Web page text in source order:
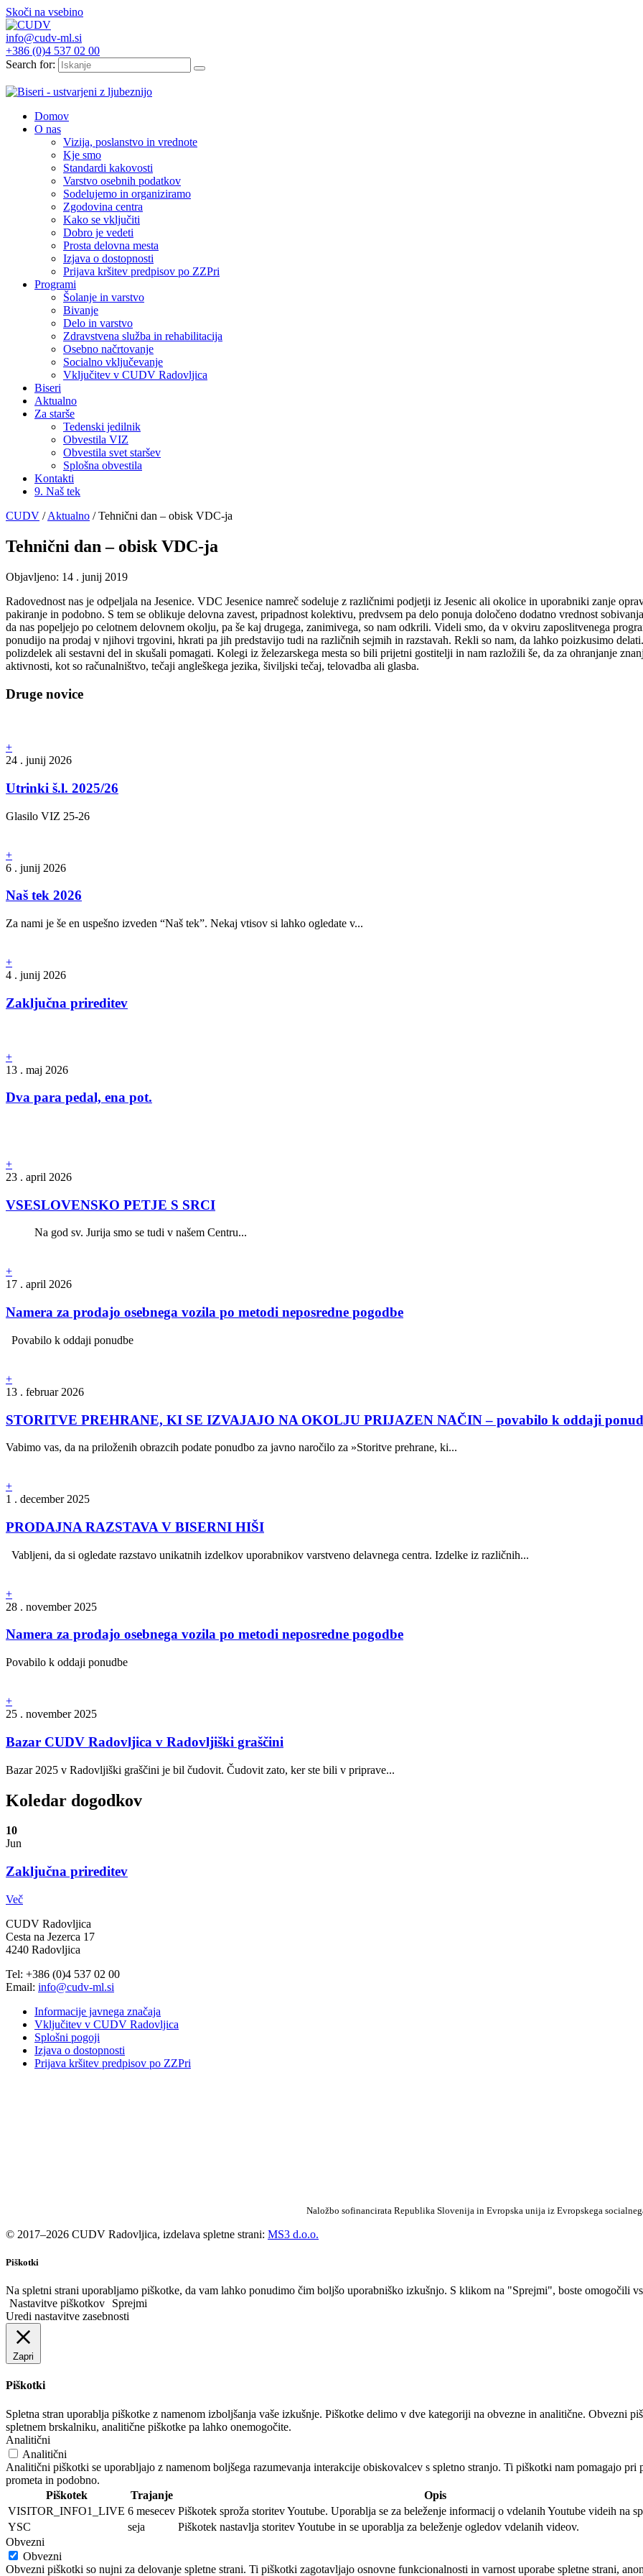
Skoči na vsebino
info@cudv-ml.si
+386 (0)4 537 02 00
Search for:
Domov
O nas
Vizija, poslanstvo in vrednote
Kje smo
Standardi kakovosti
Varstvo osebnih podatkov
Sodelujemo in organiziramo
Zgodovina centra
Kako se vključiti
Dobro je vedeti
Prosta delovna mesta
Izjava o dostopnosti
Prijava kršitev predpisov po ZZPri
Programi
Šolanje in varstvo
Bivanje
Delo in varstvo
Zdravstvena služba in rehabilitacija
Osebno načrtovanje
Socialno vključevanje
Vključitev v CUDV Radovljica
Biseri
Aktualno
Za starše
Tedenski jedilnik
Obvestila VIZ
Obvestila svet staršev
Splošna obvestila
Kontakti
9. Naš tek
CUDV /Aktualno /Tehnični dan – obisk VDC-ja
Tehnični dan – obisk VDC-ja
Objavljeno: 14 . junij 2019
Radovednost nas je odpeljala na Jesenice. VDC Jesenice namreč sodeluje z različnimi podjetji iz Jesenic ali okolice in uporabniki zanje
pakiranje in podobno. S tem se oblikuje delovna zavest, pripadnost kolektivu, predvsem pa delo ponuja določeno dodatno vrednost
da nas popeljejo po celotnem delovnem okolju, pa še kaj drugega, zanimivega, so nam odkrili. Videli smo, da v okviru zaposlitvenega
ponudijo na prodaj v njihovi trgovini, hkrati pa jih predstavijo tudi na različnih sejmih in razstavah. Rekli so nam, da lahko poizkusimo
polizdelek ali sestavni del in skušali pomagati. Kolegi iz železarskega mesta so bili prijetni gostitelji in nam razložili še, da za ohranjanje
aktivnosti, kot so računalništvo, tečaji angleškega jezika, šiviljski tečaj, telovadba ali glasba.
Druge novice
+
24 . junij 2026
Utrinki š.l. 2025/26
Glasilo VIZ 25-26
+
6 . junij 2026
Naš tek 2026
Za nami je še en uspešno izveden “Naš tek”. Nekaj vtisov si lahko ogledate v...
+
4 . junij 2026
Zaključna prireditev
+
13 . maj 2026
Dva para pedal, ena pot.
+
23 . april 2026
VSESLOVENSKO PETJE S SRCI
Na god sv. Jurija smo se tudi v našem Centru...
+
17 . april 2026
Namera za prodajo osebnega vozila po metodi neposredne pogodbe
Povabilo k oddaji ponudbe
+
13 . februar 2026
STORITVE PREHRANE, KI SE IZVAJAJO NA OKOLJU PRIJAZEN NAČIN – povabilo k oddaji
Vabimo vas, da na priloženih obrazcih podate ponudbo za javno naročilo za »Storitve prehrane, ki...
+
1 . december 2025
PRODAJNA RAZSTAVA V BISERNI HIŠI
Vabljeni, da si ogledate razstavo unikatnih izdelkov uporabnikov varstveno delavnega centra. Izdelke iz različnih...
+
28 . november 2025
Namera za prodajo osebnega vozila po metodi neposredne pogodbe
Povabilo k oddaji ponudbe
+
25 . november 2025
Bazar CUDV Radovljica v Radovljiški graščini
Bazar 2025 v Radovljiški graščini je bil čudovit. Čudovit zato, ker ste bili v priprave...
Koledar dogodkov
10
Jun
Zaključna prireditev
Več
CUDV Radovljica
Cesta na Jezerca 17
4240 Radovljica
Tel: +386 (0)4 537 02 00
Email: info@cudv-ml.si
Informacije javnega značaja
Vključitev v CUDV Radovljica
Splošni pogoji
Izjava o dostopnosti
Prijava kršitev predpisov po ZZPri
Naložbo sofinancirata Republika Slovenija in Evropska unija iz Evropskega
© 2017–2026 CUDV Radovljica, izdelava spletne strani: MS3 d.o.o.
Piškotki
Na spletni strani uporabljamo piškotke, da vam lahko ponudimo čim boljšo uporabniško izkušnjo. S klikom na "Sprejmi", boste omogočili
Nastavitve piškotkov
Sprejmi
Uredi nastavitve zasebnosti
Zapri
Piškotki
Spletna stran uporablja piškotke z namenom izboljšanja vaše izkušnje. Piškotke delimo v dve kategoriji na obvezne in analitične. Obvezni
spletnem brskalniku, analitične piškotke pa lahko onemogočite.
Analitični
Analitični
Analitični piškotki se uporabljajo z namenom boljšega razumevanja interakcije obiskovalcev s spletno stranjo. Ti piškotki nam pomagajo
prometa in podobno.
Piškotek
Trajanje
Opis
VISITOR_INFO1_LIVE 6 mesecev Piškotek sproža storitev Youtube. Uporablja se za beleženje informacij o vdelanih Youtube videih na
YSC
seja
Piškotek nastavlja storitev Youtube in se uporablja za beleženje ogledov vdelanih videov.
Obvezni
Obvezni
Obvezni piškotki so nujni za delovanje spletne strani. Ti piškotki zagotavljajo osnovne funkcionalnosti in varnost uporabe spletne strani,